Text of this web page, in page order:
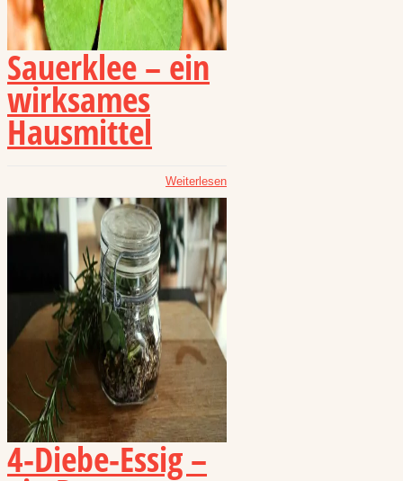
Sauerklee – ein
wirksames
Hausmittel
Weiterlesen
4-Diebe-Essig –